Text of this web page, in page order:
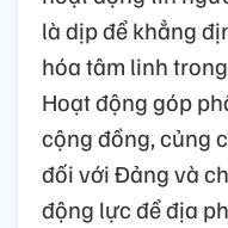
là dịp để khẳng
hóa tâm linh
Hoạt động góp
cộng đồng, củng
đối với Đảng và
động lực để địa